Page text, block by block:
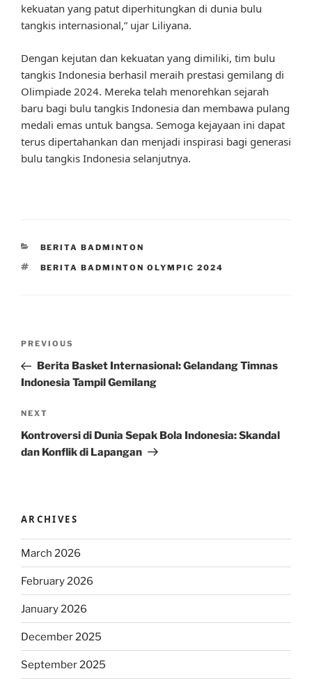
kekuatan yang patut diperhitungkan di dunia bulu
tangkis internasional,” ujar Liliyana.
Dengan kejutan dan kekuatan yang dimiliki, tim bulu
tangkis Indonesia berhasil meraih prestasi gemilang di
Olimpiade 2024. Mereka telah menorehkan sejarah
baru bagi bulu tangkis Indonesia dan membawa pulang
medali emas untuk bangsa. Semoga kejayaan ini dapat
terus dipertahankan dan menjadi inspirasi bagi generasi
bulu tangkis Indonesia selanjutnya.
CATEGORIES
BERITA BADMINTON
TAGS
BERITA BADMINTON OLYMPIC 2024
Previous
Post
PREVIOUS
Berita Basket Internasional: Gelandang Timnas
Indonesia Tampil Gemilang
Next
Post
NEXT
Kontroversi di Dunia Sepak Bola Indonesia: Skandal
dan Konflik di Lapangan
ARCHIVES
March 2026
February 2026
January 2026
December 2025
September 2025